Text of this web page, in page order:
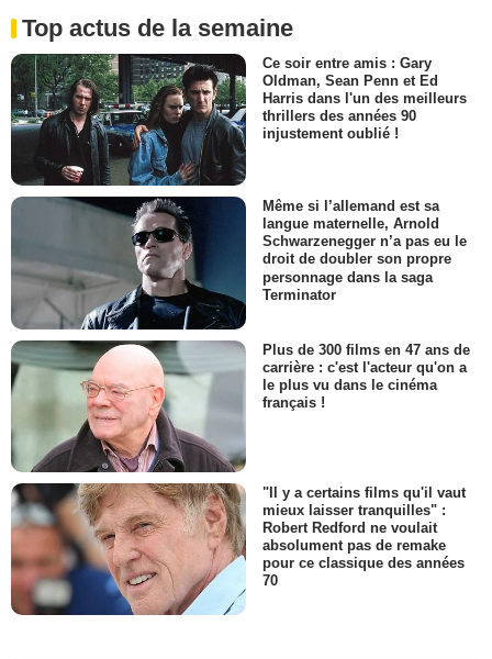
Top actus de la semaine
Ce soir entre amis : Gary
Oldman, Sean Penn et Ed
Harris dans l'un des meilleurs
thrillers des années 90
injustement oublié !
Même si l’allemand est sa
langue maternelle, Arnold
Schwarzenegger n’a pas eu le
droit de doubler son propre
personnage dans la saga
Terminator
Plus de 300 films en 47 ans de
carrière : c'est l'acteur qu'on a
le plus vu dans le cinéma
français !
"Il y a certains films qu'il vaut
mieux laisser tranquilles" :
Robert Redford ne voulait
absolument pas de remake
pour ce classique des années
70